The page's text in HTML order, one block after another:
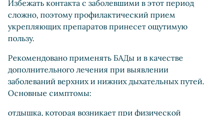
Избежать контакта с заболевшими в этот период
сложно, поэтому профилактический прием
укрепляющих препаратов принесет ощутимую
пользу.
Рекомендовано применять БАДы и в качестве
дополнительного лечения при выявлении
заболеваний верхних и нижних дыхательных путей.
Основные симптомы:
отдышка, которая возникает при физической